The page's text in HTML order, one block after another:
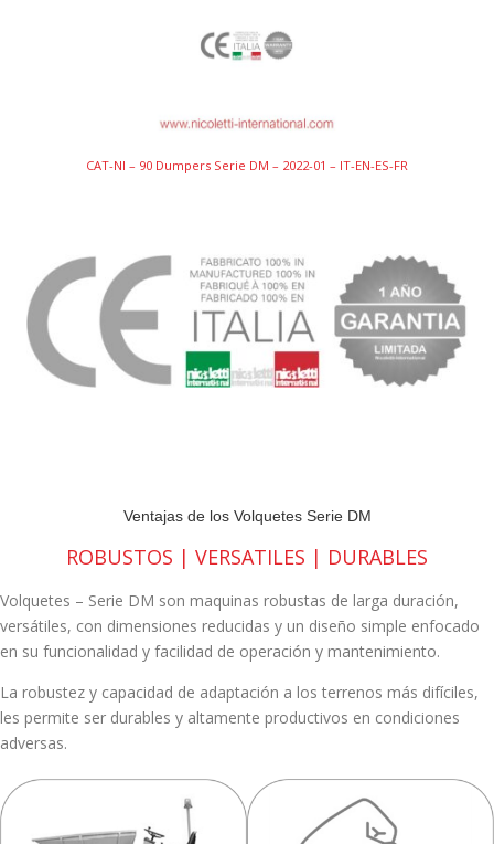
CAT-NI – 90 Dumpers Serie DM – 2022-01 – IT-EN-ES-FR
Ventajas de los Volquetes Serie DM
ROBUSTOS | VERSATILES | DURABLES
Volquetes – Serie DM son maquinas robustas de larga duración,
versátiles, con dimensiones reducidas y un diseño simple enfocado
en su funcionalidad y facilidad de operación y mantenimiento.
La robustez y capacidad de adaptación a los terrenos más difíciles,
les permite ser durables y altamente productivos en condiciones
adversas.